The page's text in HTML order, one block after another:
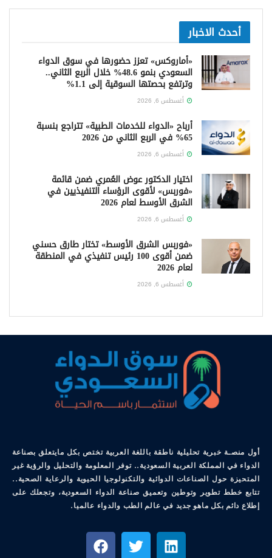
أحدث الاخبار
«أماروكس» تعزز حضورها في سوق الدواء
السعودي بنمو 48.6% خلال الربع الثاني..
وترتفع بحصتها السوقية إلى 1.1%
أغسطس 6, 2026
أرباح «الدواء للخدمات الطبية» تتراجع بنسبة
65% في الربع الثاني من 2026
أغسطس 6, 2026
اختيار الدكتور عوض العُمري ضمن قائمة
«فوربس» لأقوى الرؤساء التنفيذيين في
الشرق الأوسط لعام 2026
أغسطس 6, 2026
«فوربس الشرق الأوسط» تختار طارق حسني
ضمن أقوى 100 رئيس تنفيذي في المنطقة
لعام 2026
أغسطس 6, 2026
أول منصـة خبرية تحليلية ناطقة باللغة العربية تختص بكل مايتعلق بصناعة
الدواء في المملكة العربية السعودية.. توفر المعلومة والتحليل والرؤية غير
المتحيزة حول الصناعات الدوائية والتكنولوجيا الحيوية والرعاية الصحية..
تتابع خطط تطوير وتوطين وتعميق صناعة الدواء السعودية، وتجعلك على
إطلاع دائم بكل ماهو جديد في عالم الطب والدواء عالميا.